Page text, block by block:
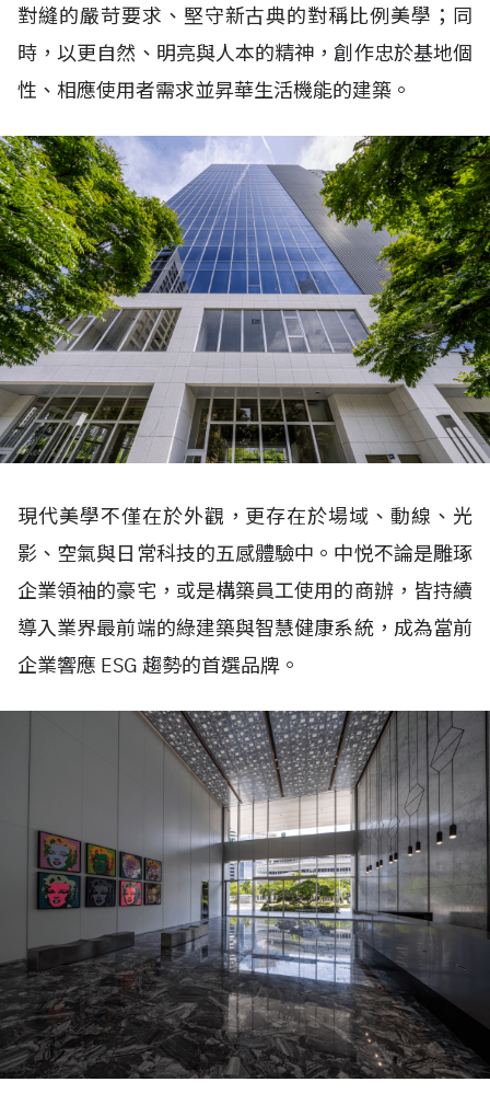
對縫的嚴苛要求、堅守新古典的對稱比例美學；同
時，以更自然、明亮與人本的精神，創作忠於基地個
性、相應使用者需求並昇華生活機能的建築。
現代美學不僅在於外觀，更存在於場域、動線、光
影、空氣與日常科技的五感體驗中。中悦不論是雕琢
企業領袖的豪宅，或是構築員工使用的商辦，皆持續
導入業界最前端的綠建築與智慧健康系統，成為當前
企業響應 ESG 趨勢的首選品牌。